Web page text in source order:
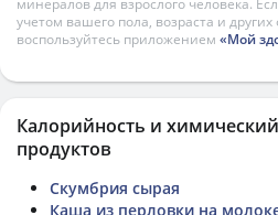
учетом вашего пола, возраста и других
воспользуйтесь приложением «Мой
Калорийность и
продуктов
Скумбрия сырая
Каша из перловки на